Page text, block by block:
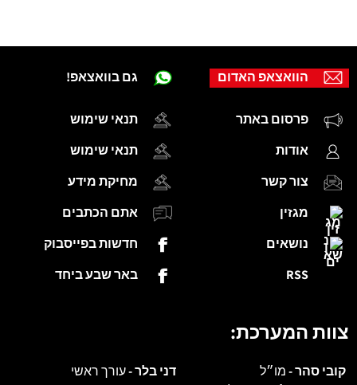
גם בוואצאפ!
תנאי שימוש
תנאי שימוש
מחיקת מידע
אתם הכתבים
חדשות בפייסבוק
באר שבע ביחד
הוואצאפ האדום
פרסום באתר
אודות
צור קשר
מגזין
נושאים
RSS
צוות המערכת:
קובי סהר -מו״ל דני בלר -עורך ראשי